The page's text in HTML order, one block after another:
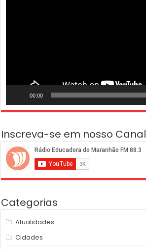
00:00
Inscreva-se em nosso Canal
Categorias
Atualidades
Cidades